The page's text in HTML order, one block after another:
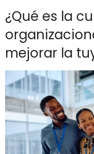
¿Qué es la
mejorar la